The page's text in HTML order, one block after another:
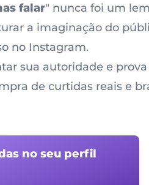
falar" nunca foi um
a imaginação do
no Instagram.
sua autoridade e
de curtidas reais e
no seu perfil